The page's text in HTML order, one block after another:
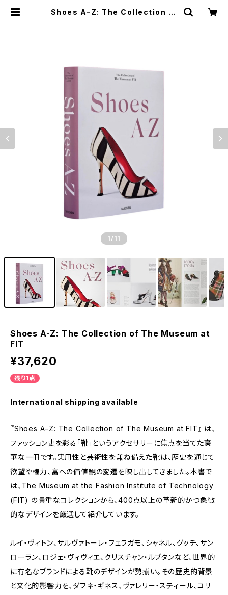
Shoes A-Z: The Collection of
1 /11
Shoes A-Z: The Collection of The Museum at
FIT
¥37,620
残り1点
International shipping available
『Shoes A–Z: The Collection of The Museum at FIT』 は、
ファッション史を彩る「靴」というアクセサリーに焦点を当てた豪
華な一冊です。実用性と芸術性を兼ね備えた靴は、歴史を通じて
欲望や権力、富への価値観の変遷を映し出してきました。本書で
は、The Museum at the Fashion Institute of Technology
(FIT) の貴重なコレクションから、400点以上の革新的かつ象徴
的なデザインを厳選して紹介しています。
ルイ・ヴィトン、サルヴァトーレ・フェラガモ、シャネル、グッチ、サン
ローラン、ロジェ・ヴィヴィエ、クリスチャン・ルブタンなど、世界的
に有名なブランドによる靴のデザインが勢揃い。その歴史的背景
と文化的影響力を、ダフネ・ギネス、ヴァレリー・スティール、コリ